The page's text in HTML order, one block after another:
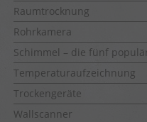
Raumtrocknung
Rohrkamera
Schimmel – die fünf
Temperaturaufzeichnung
Trockengeräte
Wallscanner